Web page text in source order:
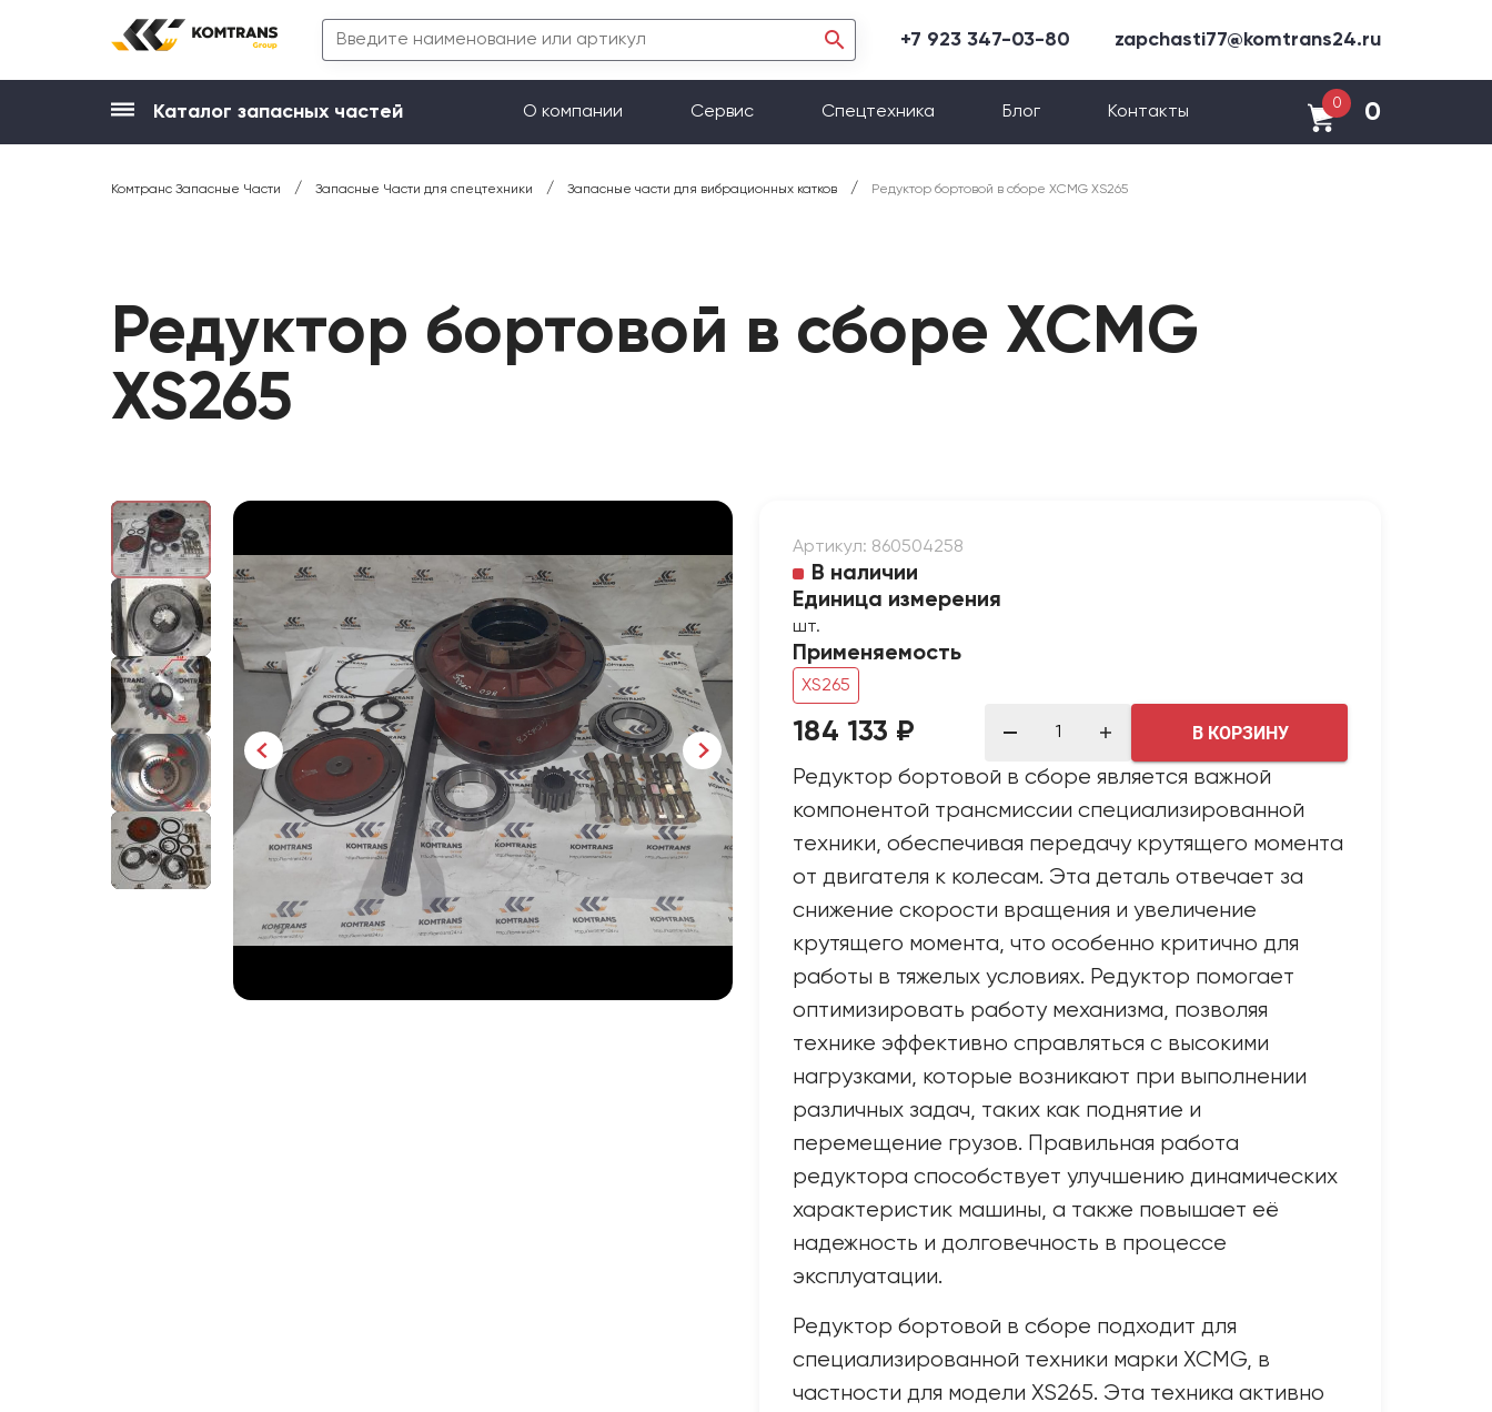
+7 923 347-03-80 zapchasti77@komtrans24.ru
Каталог запасных частей О компании Сервис Спецтехника Блог Контакты
0 0
Комтранс Запасные Части / Запасные Части для спецтехники / Запасные части для вибрационных катков / Редуктор бортовой в сборе XCMG XS265
Редуктор бортовой в сборе XCMG
XS265
Артикул: 860504258
В наличии
Единица измерения
шт.
Применяемость
XS265
184 133 ₽ В КОРЗИНУ
Редуктор бортовой в сборе является важной
компонентой трансмиссии специализированной
техники, обеспечивая передачу крутящего момента
от двигателя к колесам. Эта деталь отвечает за
снижение скорости вращения и увеличение
крутящего момента, что особенно критично для
работы в тяжелых условиях. Редуктор помогает
оптимизировать работу механизма, позволяя
технике эффективно справляться с высокими
нагрузками, которые возникают при выполнении
различных задач, таких как поднятие и
перемещение грузов. Правильная работа
редуктора способствует улучшению динамических
характеристик машины, а также повышает её
надежность и долговечность в процессе
эксплуатации.
Редуктор бортовой в сборе подходит для
специализированной техники марки XCMG, в
частности для модели XS265. Эта техника активно